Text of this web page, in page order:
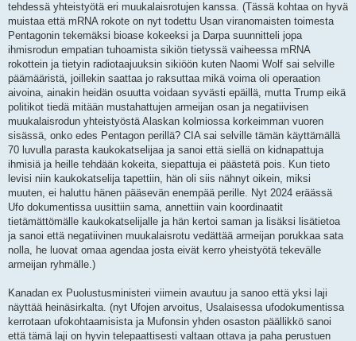
tehdessä yhteistyötä eri muukalaisrotujen kanssa. (Tässä kohtaa on hyvä
muistaa että mRNA rokote on nyt todettu Usan viranomaisten toimesta
Pentagonin tekemäksi bioase kokeeksi ja Darpa suunnitteli jopa
ihmisrodun empatian tuhoamista sikiön tietyssä vaiheessa mRNA
rokottein ja tietyin radiotaajuuksin sikiöön kuten Naomi Wolf sai selville
päämääristä, joillekin saattaa jo raksuttaa mikä voima oli operaation
aivoina, ainakin heidän osuutta voidaan syvästi epäillä, mutta Trump eikä
politikot tiedä mitään mustahattujen armeijan osan ja negatiivisen
muukalaisrodun yhteistyöstä Alaskan kolmiossa korkeimman vuoren
sisässä, onko edes Pentagon perillä? CIA sai selville tämän käyttämällä
70 luvulla parasta kaukokatselijaa ja sanoi että siellä on kidnapattuja
ihmisiä ja heille tehdään kokeita, siepattuja ei päästetä pois. Kun tieto
levisi niin kaukokatselija tapettiin, hän oli siis nähnyt oikein, miksi
muuten, ei haluttu hänen pääsevän enempää perille. Nyt 2024 eräässä
Ufo dokumentissa uusittiin sama, annettiin vain koordinaatit
tietämättömälle kaukokatselijalle ja hän kertoi saman ja lisäksi lisätietoa
ja sanoi että negatiivinen muukalaisrotu vedättää armeijan porukkaa sata
nolla, he luovat omaa agendaa josta eivät kerro yheistyötä tekevälle
armeijan ryhmälle.)
Kanadan ex Puolustusministeri viimein avautuu ja sanoo että yksi laji
näyttää heinäsirkalta. (nyt Ufojen arvoitus, Usalaisessa ufodokumentissa
kerrotaan ufokohtaamisista ja Mufonsin yhden osaston päällikkö sanoi
että tämä laji on hyvin telepaattisesti valtaan ottava ja paha perustuen